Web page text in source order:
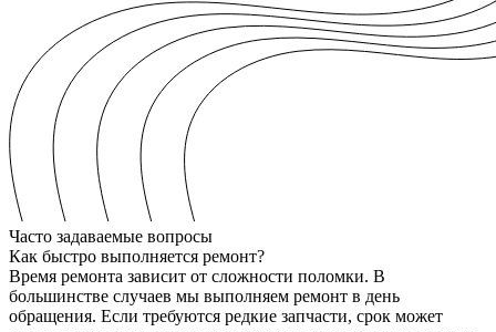
Часто задаваемые вопросы
Как быстро выполняется ремонт?
Время ремонта зависит от сложности поломки. В
большинстве случаев мы выполняем ремонт в день
обращения. Если требуются редкие запчасти, срок может